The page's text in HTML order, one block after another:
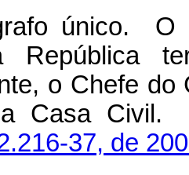
único. O
República
o Chefe
da Casa
37, de